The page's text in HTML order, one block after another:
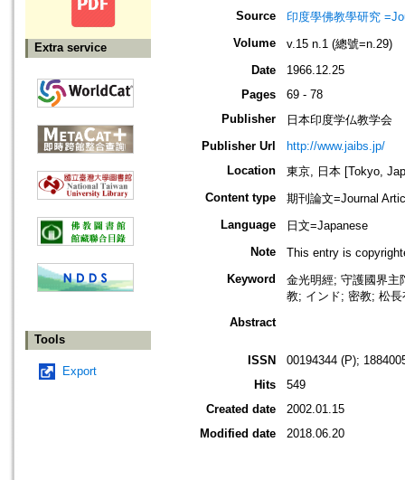
Extra service
Tools
Export
Source
印度學佛教學研究
Volume
v.15 n.1 (總號=n.29)
Date
1966.12.25
Pages
69 - 78
Publisher
日本印度学仏教学会
Publisher Url
http://www.jaibs.jp/
Location
東京, 日本 [Tokyo,
Content type
期刊論文=Journal
Language
日文=Japanese
Note
This entry is
Keyword
金光明經; 守護國界主
教; インド; 密教; 松
Abstract
ISSN
00194344 (P);
Hits
549
Created date
2002.01.15
Modified date
2018.06.20